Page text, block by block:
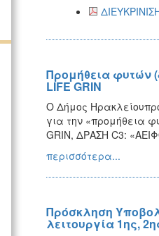
Προμήθεια φυτών
LIFE GRIN
Ο Δήμος
για την «προμήθεια
GRIN, ΔΡΑΣΗ C3:
περισσότερα...
Πρόσκληση
λειτουργία 1ης,